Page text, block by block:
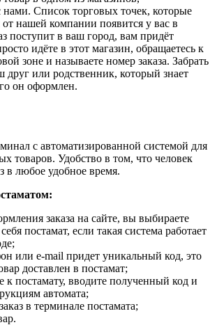
Список торговых точек, которые
нашей компании появится у вас в
поступит в ваш город, вам придёт
идёте в этот магазин, обращаетесь к
зоне и называете номер заказа. Забрать
или родственник, который знает
он оформлен.
с автоматизированной системой для
товаров. Удобство в том, что человек
в любое удобное время.
заказа на сайте, вы выбираете
постамат, если такая система работает
или e-mail придет уникальный код, это
доставлен в постамат;
к постамату, вводите полученный код и
автомата;
в терминале постамата;